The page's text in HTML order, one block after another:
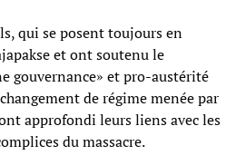
qui se posent toujours en
et ont soutenu le
gouvernance» et pro-austérité
de régime menée par
approfondi leurs liens avec les
du massacre.